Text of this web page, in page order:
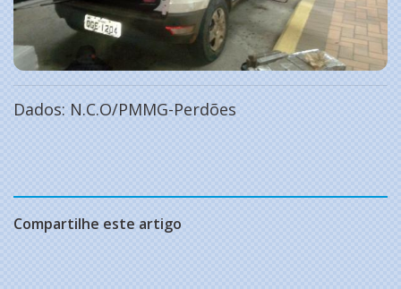
Dados: N.C.O/PMMG-Perdões
Compartilhe este artigo